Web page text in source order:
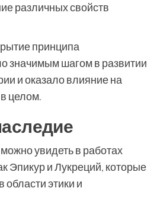
различных свойств
принципа
значимым шагом в развитии
и оказало влияние на
целом.
увидеть в работах
Эпикур и Лукреций, которые
области этики и